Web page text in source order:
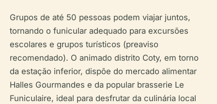
Grupos de até 50 pessoas podem viajar juntos,
tornando o funicular adequado para excursões
escolares e grupos turísticos (preaviso
recomendado). O animado distrito Coty, em torno
da estação inferior, dispõe do mercado alimentar
Halles Gourmandes e da popular brasserie Le
Funiculaire, ideal para desfrutar da culinária local